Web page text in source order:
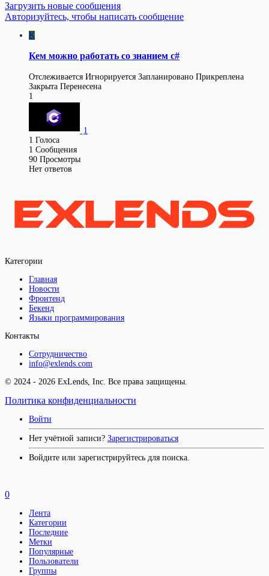
Загрузить новые сообщения
Авторизуйтесь, чтобы написать сообщение
K
Кем можно работать со знанием с#
Отслеживается Игнорируется Запланировано Прикреплена
Закрыта Перенесена
1
1
1 Голоса
1 Сообщения
90 Просмотры
Нет ответов
Категории
Главная
Новости
Фронтенд
Бекенд
Языки программирования
Контакты
Сотрудничество
info@exlends.com
© 2024 - 2026 ExLends, Inc. Все права защищены.
Политика конфиденциальности
Войти
Нет учётной записи? Зарегистрироваться
Войдите или зарегистрируйтесь для поиска.
0
Лента
Категории
Последние
Метки
Популярные
Пользователи
Группы